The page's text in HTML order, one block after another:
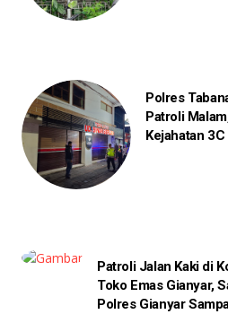
Polres
Patroli
Kejahatan
Patroli Jalan Kaki di
Toko Emas Gianyar,
Polres Gianyar